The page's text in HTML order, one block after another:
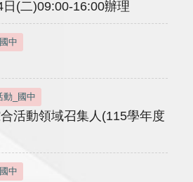
(二)09:00-16:00辦理
中
動_國中
活動領域召集人(115學年度
中